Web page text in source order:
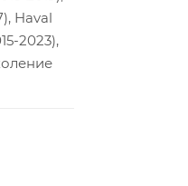
Haval
2023),